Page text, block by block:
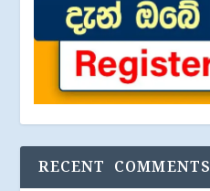
RECENT COMMENTS